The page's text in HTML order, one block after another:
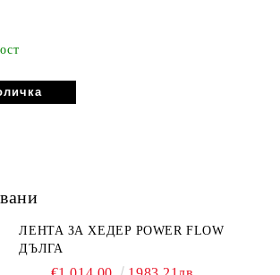
ЛЕНТА ЗА ХЕДЕР POWER FLOW
ДЪЛГА